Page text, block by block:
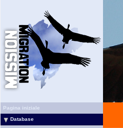
Pagina iniziale
Database